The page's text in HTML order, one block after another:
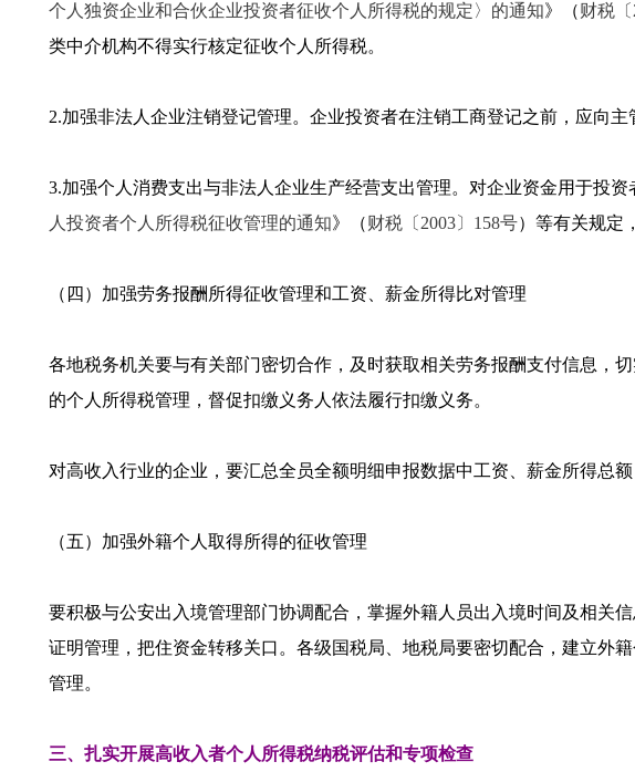
个人独资企业和合伙企业投资者征收个人所得税的规定〉的通知》（财税
类中介机构不得实行核定征收个人所得税。
2.加强非法人企业注销登记管理。企业投资者在注销工商登记之前，应向
3.加强个人消费支出与非法人企业生产经营支出管理。对企业资金用于投
人投资者个人所得税征收管理的通知》（财税〔2003〕158号）等有关规定
（四）加强劳务报酬所得征收管理和工资、薪金所得比对管理
各地税务机关要与有关部门密切合作，及时获取相关劳务报酬支付信息，
的个人所得税管理，督促扣缴义务人依法履行扣缴义务。
对高收入行业的企业，要汇总全员全额明细申报数据中工资、薪金所得总
（五）加强外籍个人取得所得的征收管理
要积极与公安出入境管理部门协调配合，掌握外籍人员出入境时间及相关
证明管理，把住资金转移关口。各级国税局、地税局要密切配合，建立外
管理。
三、扎实开展高收入者个人所得税纳税评估和专项检查